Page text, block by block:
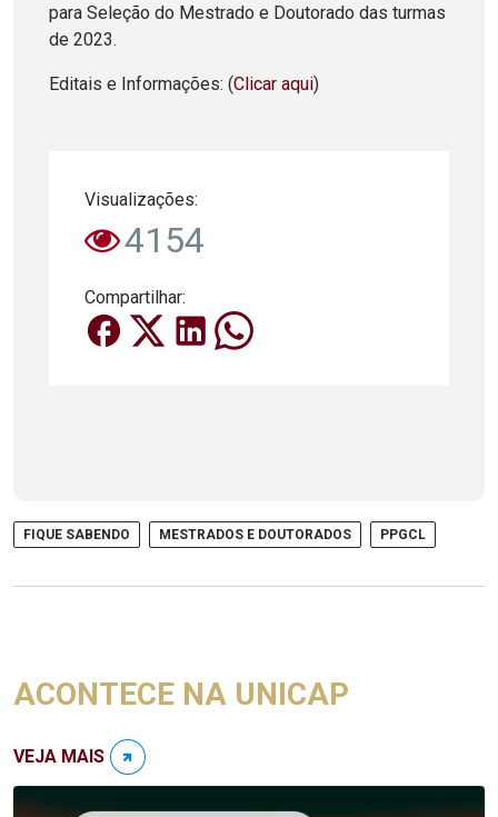
para Seleção do Mestrado e Doutorado das turmas
de 2023.
Editais e Informações: (Clicar aqui)
Visualizações:
4154
Compartilhar:
FIQUE SABENDO MESTRADOS E DOUTORADOS PPGCL
ACONTECE NA UNICAP
VEJA MAIS